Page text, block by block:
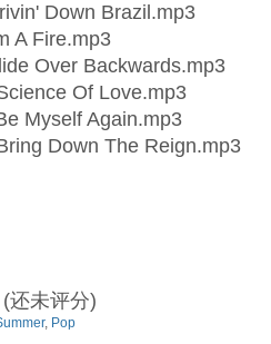
Down Brazil.mp3
A Fire.mp3
Over Backwards.mp3
Of Love.mp3
Myself Again.mp3
Down The Reign.mp3
(还未评分)
, Pop